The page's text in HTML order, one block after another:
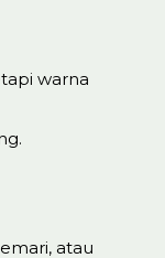
warna
atau